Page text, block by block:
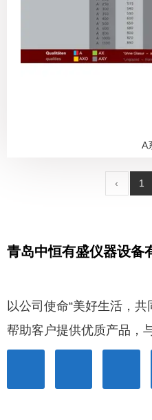
A
‹ 1
青岛中恒有盛仪器设备
以公司使命“美好生活，
帮助客户提供优质产品，